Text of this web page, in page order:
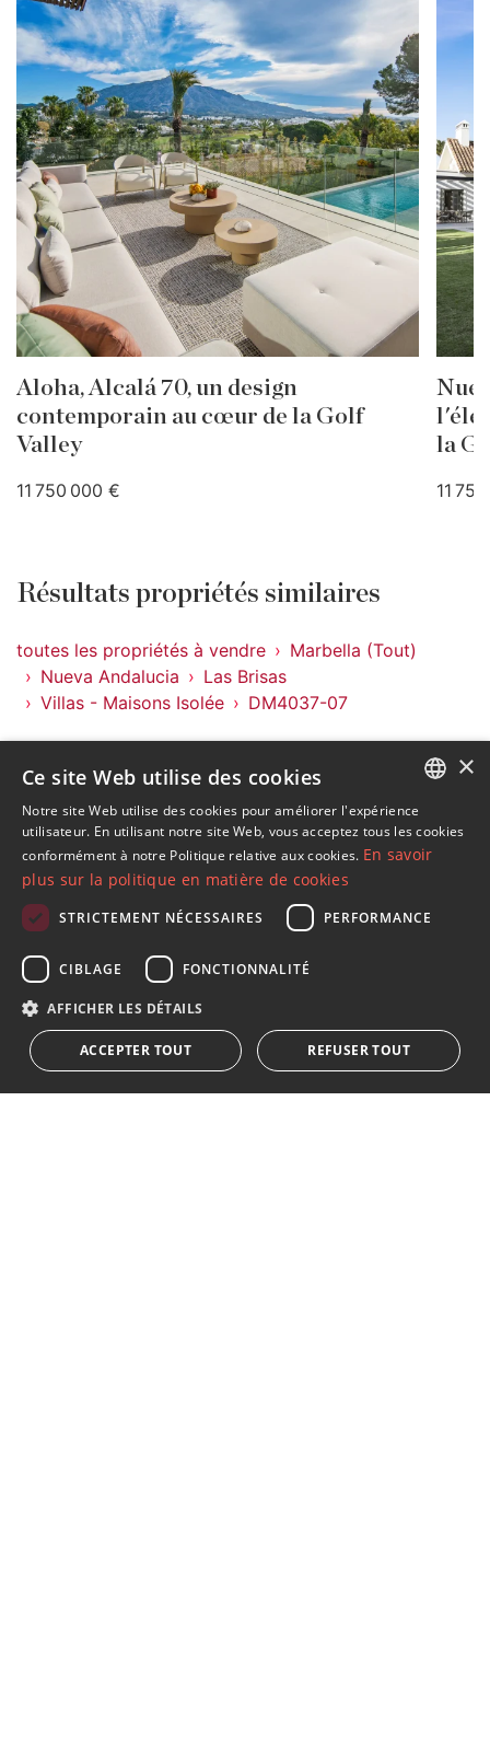
Aloha, Alcalá 70, un design
contemporain au cœur de la Golf
Valley
11 750 000 €
la
11
Résultats propriétés similaires
toutes les propriétés à vendre
Marbella (Tout)
Nueva Andalucia
Las Brisas
Villas - Maisons Isolée
DM4037-07
Propriétés à Nueva Andalucia
Propriétés à Marbella (Tout)
Villas - Maisons Isolée à Las Brisas
S´abonner à notre lettre d'information
le style de vie à Marbella
ENGLISH
SPANISH
×
Ce site Web utilise des cookies
Notre site Web utilise des cookies pour améliorer l'expérience
utilisateur. En utilisant notre site Web, vous acceptez tous les cookies
conformément à notre Politique relative aux cookies. En savoir
plus sur la politique en matière de cookies
STRICTEMENT NÉCESSAIRES PERFORMANCE
CIBLAGE FONCTIONNALITÉ
AFFICHER LES DÉTAILS
ACCEPTER TOUT REFUSER TOUT